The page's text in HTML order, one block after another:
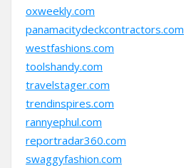
oxweekly.com
panamacitydeckcontractors.com
westfashions.com
toolshandy.com
travelstager.com
trendinspires.com
rannyephul.com
reportradar360.com
swaggyfashion.com